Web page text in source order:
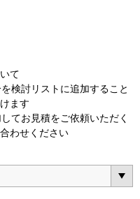
て
検討リストに追加すること
ます
てお見積をご依頼いただく
わせください